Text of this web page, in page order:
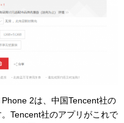
2は、中国Tencent社の
Tencent社のアプリがこれで